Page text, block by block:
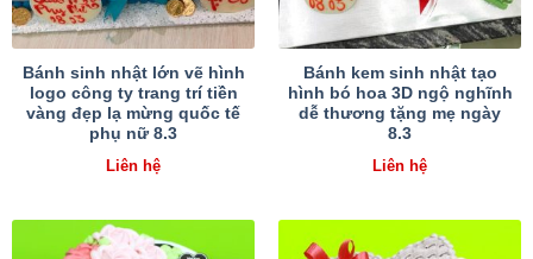
Bánh sinh nhật lớn vẽ hình
logo công ty trang trí tiền
vàng đẹp lạ mừng quốc tế
phụ nữ 8.3
Liên hệ
Bánh kem sinh nhật tạo
hình bó hoa 3D ngộ nghĩnh
dễ thương tặng mẹ ngày
8.3
Liên hệ